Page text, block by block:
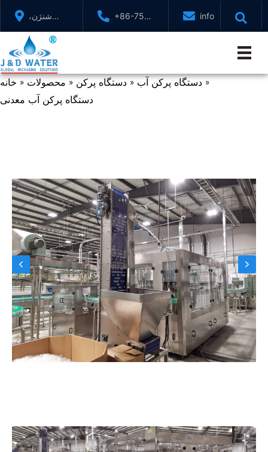
شنژن،
گوانگدونگ،
چین
+86-755-
88321071
خانه » محصولات » دستگاه پرکن » دستگاه پرکن آب »
دستگاه پرکن آب معدنی